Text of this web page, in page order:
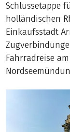
Schlussetappe
holländischen
Einkaufsstadt
Fahrradreise